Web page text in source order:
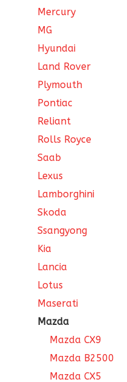
Mercury
MG
Hyundai
Land Rover
Plymouth
Pontiac
Reliant
Rolls Royce
Saab
Lexus
Lamborghini
Skoda
Ssangyong
Kia
Lancia
Lotus
Maserati
Mazda
Mazda CX9
Mazda B2500
Mazda CX5